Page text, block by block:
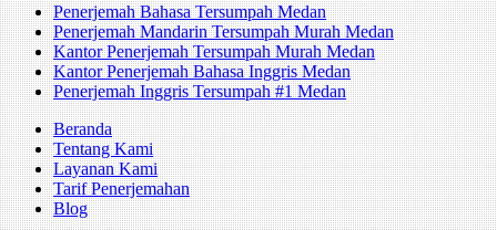
Penerjemah Bahasa Tersumpah Medan
Penerjemah Mandarin Tersumpah Murah Medan
Kantor Penerjemah Tersumpah Murah Medan
Kantor Penerjemah Bahasa Inggris Medan
Penerjemah Inggris Tersumpah #1 Medan
Beranda
Tentang Kami
Layanan Kami
Tarif Penerjemahan
Blog